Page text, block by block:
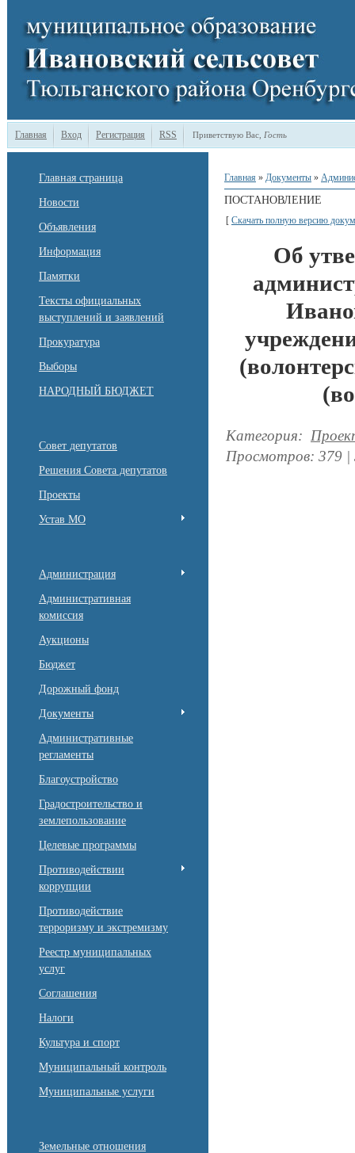
Главная Вход Регистрация RSS Приветствую Вас Гость
Главная страница
Новости
Объявления
Информация
Памятки
Тексты официальных
выступлений и заявлений
Прокуратура
Выборы
НАРОДНЫЙ БЮДЖЕТ
Совет депутатов
Решения Совета депутатов
Проекты
Устав МО
Администрация
Административная
комиссия
Аукционы
Бюджет
Дорожный фонд
Документы
Административные
регламенты
Благоустройство
Градостроительство и
землепользование
Целевые программы
Противодействии
коррупции
Противодействие
терроризму и экстремизму
Реестр муниципальных
услуг
Соглашения
Налоги
Культура и спорт
Муниципальный контроль
Муниципальные услуги
Земельные отношения
Главная » Документы »
ПОСТАНОВЛЕНИЕ
[ Скачать полную версию
Об
Категория:
Просмотров: 379 |